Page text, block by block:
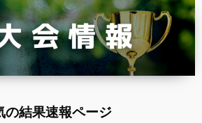
の結果速報ページ